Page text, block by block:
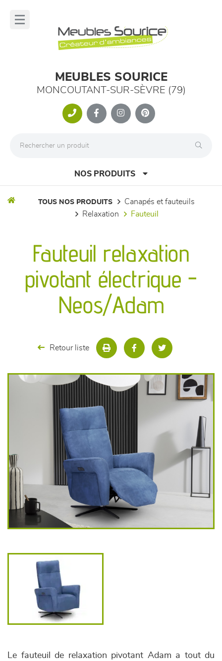
MEUBLES SOURICE
MONCOUTANT-SUR-SÈVRE (79)
NOS PRODUITS
séjours
meubles de complément
chambres et dressing
TOUS NOS PRODUITS
canapés et fauteuils
relaxation
fauteuil
Fauteuil relaxation
pivotant électrique -
Neos/Adam
Retour liste
Le fauteuil de relaxation pivotant Adam a tout du